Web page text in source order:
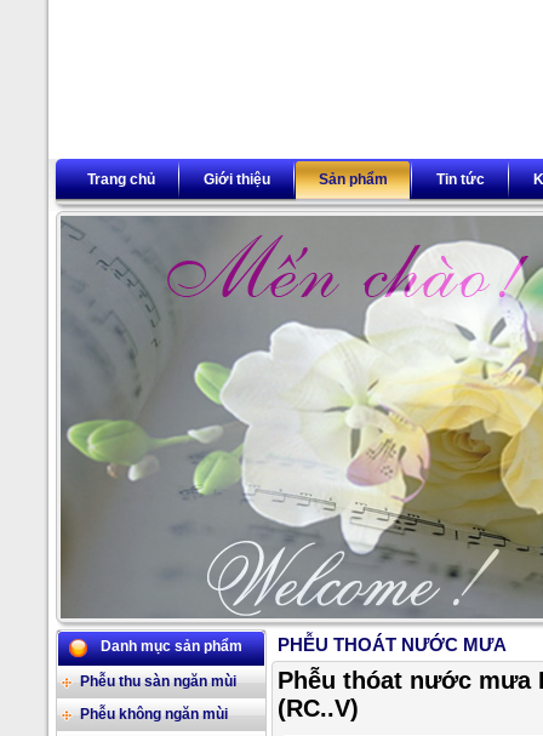
Trang chủ Giới thiệu Sản phẩm Tin tức
2/17
Danh mục sản phẩm
Phễu thu sàn ngăn mùi
Phễu không ngăn mùi
PHỄU THOÁT NƯỚC MƯA
Phễu thóat nước mưa
(RC..V)